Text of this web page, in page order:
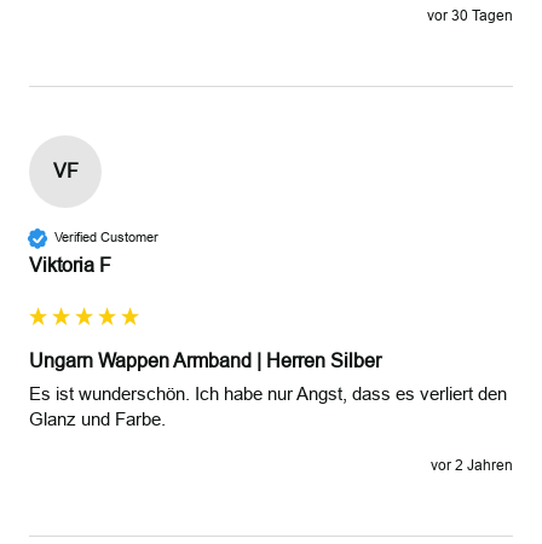
vor 30 Tagen
VF
Verified Customer
Viktoria F
Ungarn Wappen Armband | Herren Silber
Es ist wunderschön. Ich habe nur Angst, dass es verliert den
Glanz und Farbe.
vor 2 Jahren